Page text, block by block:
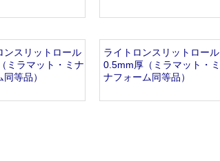
ンスリットロール
ミラマット・ミナ
等品）
ライトロンスリットロール
0.5mm厚（ミラマット・ミ
ナフォーム同等品）